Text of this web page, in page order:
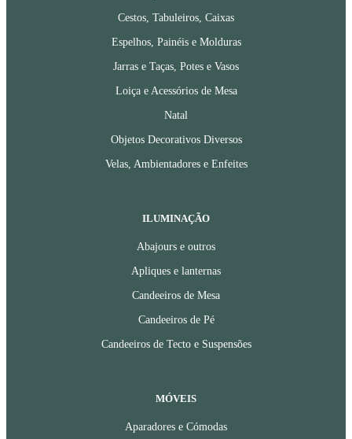
Cestos, Tabuleiros, Caixas
Espelhos, Painéis e Molduras
Jarras e Taças, Potes e Vasos
Loiça e Acessórios de Mesa
Natal
Objetos Decorativos Diversos
Velas, Ambientadores e Enfeites
ILUMINAÇÃO
Abajours e outros
Apliques e lanternas
Candeeiros de Mesa
Candeeiros de Pé
Candeeiros de Tecto e Suspensões
MÓVEIS
Aparadores e Cómodas